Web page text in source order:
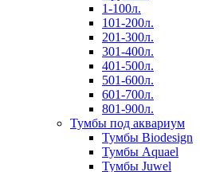
1-100л.
101-200л.
201-300л.
301-400л.
401-500л.
501-600л.
601-700л.
801-900л.
Тумбы под аквариум
Тумбы Biodesign
Тумбы Aquael
Тумбы Juwel